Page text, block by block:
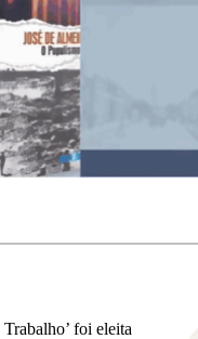
foi eleita